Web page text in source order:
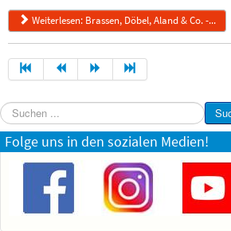
Weiterlesen: Brassen, Döbel, Aland & Co. -...
Suchen
...
Folge uns in den sozialen Medien!